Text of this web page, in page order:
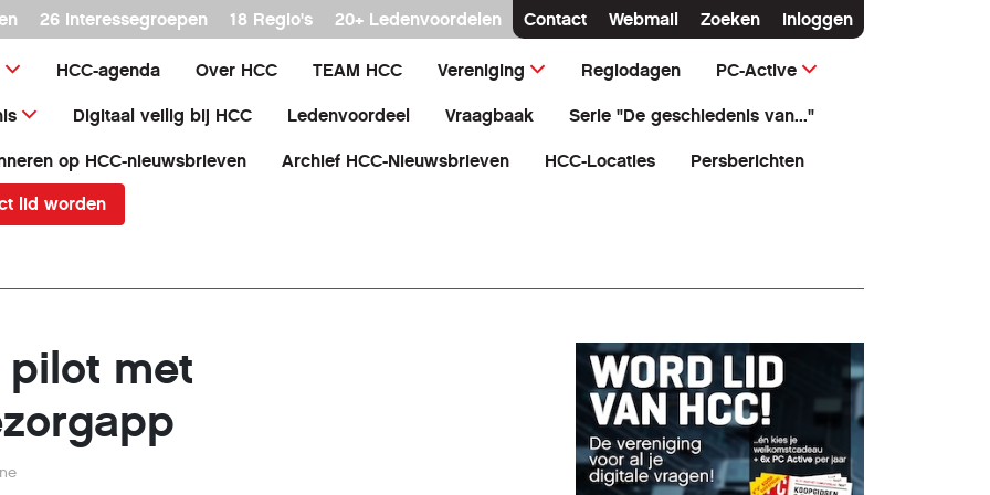
26 interessegroepen 18 Regio's 20+ Ledenvoordelen Contact Webmail Zoeken Inloggen
HCC-agenda Over HCC TEAM HCC Vereniging Regiodagen PC-Active
Digitaal veilig bij HCC Ledenvoordeel Vraagbaak Serie "De geschiedenis van..."
op HCC-nieuwsbrieven Archief HCC-Nieuwsbrieven HCC-Locaties Persberichten
lid worden
met